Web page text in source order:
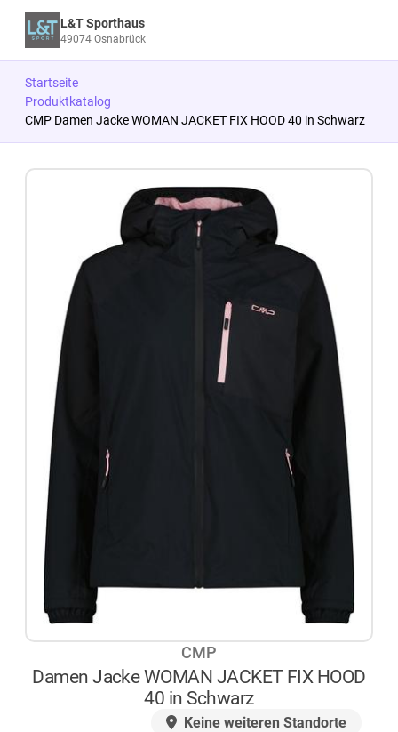
L&T Sporthaus
49074 Osnabrück
Startseite
Produktkatalog
CMP Damen Jacke WOMAN JACKET FIX HOOD 40 in Schwarz
CMP
Damen Jacke WOMAN JACKET FIX HOOD
40 in Schwarz
Keine weiteren Standorte